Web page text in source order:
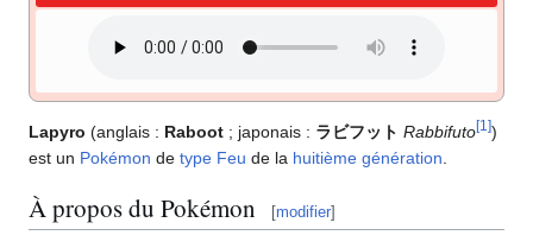
Lapyro (anglais : Raboot ; japonais : ラビフット Rabbifuto[1 ])
est un Pokémon de type Feu de la huitième génération
À propos du Pokémon [modifier]